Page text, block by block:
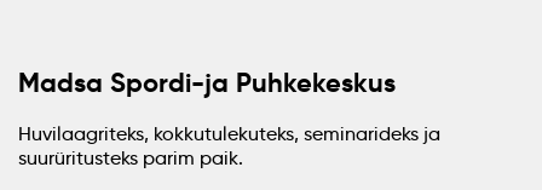
Madsa Spordi-ja Puhkekeskus
Huvilaagriteks, kokkutulekuteks, seminarideks ja
suurüritusteks parim paik.